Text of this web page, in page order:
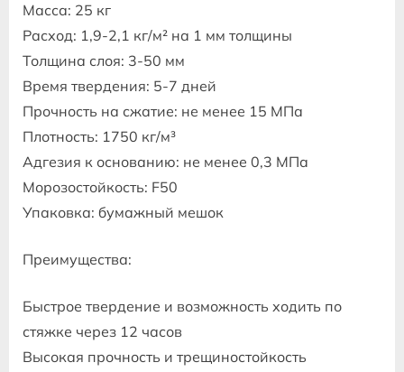
Масса: 25 кг
Расход: 1,9-2,1 кг/м² на 1 мм толщины
Толщина слоя: 3-50 мм
Время твердения: 5-7 дней
Прочность на сжатие: не менее 15 МПа
Плотность: 1750 кг/м³
Адгезия к основанию: не менее 0,3 МПа
Морозостойкость: F50
Упаковка: бумажный мешок
Преимущества:
Быстрое твердение и возможность ходить по
стяжке через 12 часов
Высокая прочность и трещиностойкость